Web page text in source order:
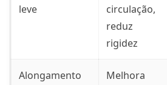
leve
circulação,
reduz
rigidez
Alongamento
Melhora